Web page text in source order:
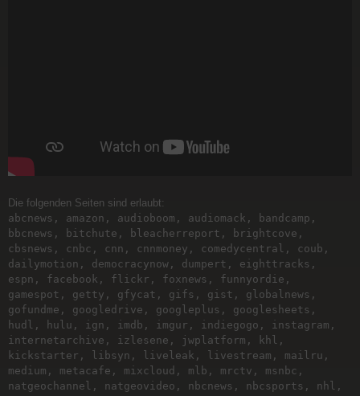
Die folgenden Seiten sind erlaubt:
abcnews, amazon, audioboom, audiomack, bandcamp,
bbcnews, bitchute, bleacherreport, brightcove,
cbsnews, cnbc, cnn, cnnmoney, comedycentral, coub,
dailymotion, democracynow, dumpert, eighttracks,
espn, facebook, flickr, foxnews, funnyordie,
gamespot, getty, gfycat, gifs, gist, globalnews,
gofundme, googledrive, googleplus, googlesheets,
hudl, hulu, ign, imdb, imgur, indiegogo, instagram,
internetarchive, izlesene, jwplatform, khl,
kickstarter, libsyn, liveleak, livestream, mailru,
medium, metacafe, mixcloud, mlb, mrctv, msnbc,
natgeochannel, natgeovideo, nbcnews, nbcsports, nhl,